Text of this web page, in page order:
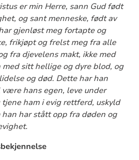
er min Herre, sann Gud født
og sant menneske, født av
gjenløst meg fortapte og
frikjøpt og frelst meg fra alle
fra djevelens makt, ikke med
sitt hellige og dyre blod, og
og død. Dette har han
hans egen, leve under
tjene ham i evig rettferd, uskyld
har stått opp fra døden og